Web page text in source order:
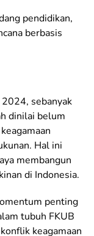
pendidikan,
berbasis
sebanyak
dinilai belum
Hal ini
membangun
di Indonesia.
penting
tubuh FKUB
keagamaan